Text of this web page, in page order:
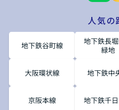
人気の
地下鉄谷町線
地下鉄長
緑地
大阪環状線 地下鉄中
京阪本線 地下鉄千